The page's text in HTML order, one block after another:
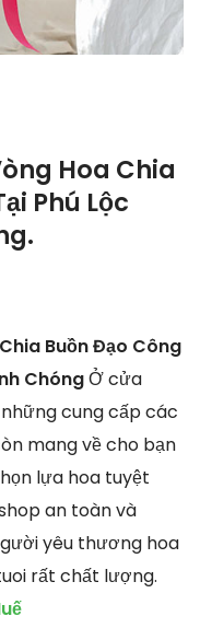
Hoa Chia
Phú Lộc
Buồn Đạo Công
ChóngỞ cửa
cung cấp các
mang về cho bạn
lựa hoa tuyệt
an toàn và
yêu thương hoa
rất chất lượng.